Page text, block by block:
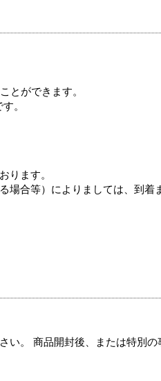
とができます。
。
ります。
場合等）によりましては、到着
い。 商品開封後、または特別の